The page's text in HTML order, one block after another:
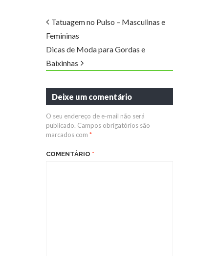
Tatuagem no Pulso – Masculinas e
Femininas
Dicas de Moda para Gordas e
Baixinhas
Deixe um comentário
O seu endereço de e-mail não será
publicado. Campos obrigatórios são
marcados com *
COMENTÁRIO *